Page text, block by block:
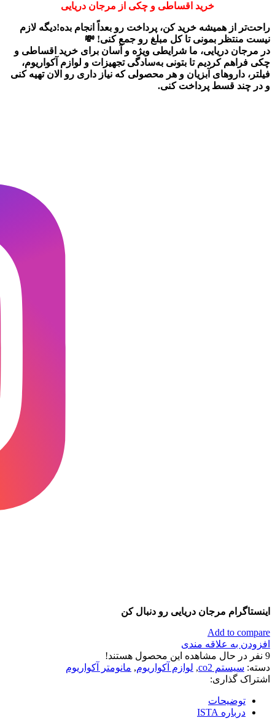
خرید اقساطی و چکی از مرجان دریایی
راحت‌تر از همیشه خرید کن، پرداخت رو بعداً انجام بده!دیگه لازم
نیست منتظر بمونی تا کل مبلغ رو جمع کنی! 💸
در مرجان دریایی، ما شرایطی ویژه و آسان برای خرید اقساطی و
چکی فراهم کردیم تا بتونی به‌سادگی تجهیزات و لوازم آکواریوم،
فیلتر، داروهای آبزیان و هر محصولی که نیاز داری رو الان تهیه کنی
و در چند قسط پرداخت کنی.
اینستاگرام مرجان دریایی رو دنبال کن
Add to compare
افزودن به علاقه مندی
9 نفر در حال مشاهده این محصول هستند!
دسته: سیستم co2 , لوازم آکواریوم, مانومتر آکواریوم
اشتراک گذاری:
توضیحات
درباره ISTA